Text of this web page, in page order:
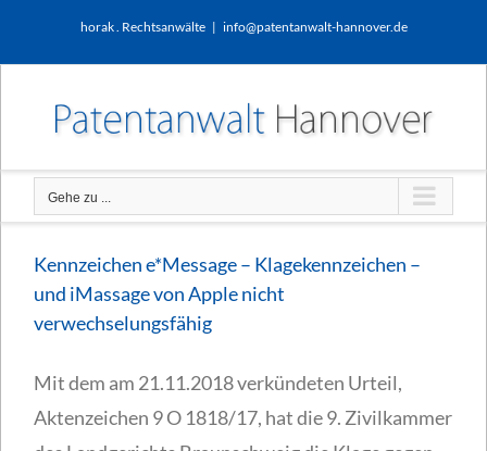
horak . Rechtsanwälte | info@patentanwalt-hannover.de
Gehe zu ...
Kennzeichen e*Message – Klagekennzeichen –
und iMassage von Apple nicht
verwechselungsfähig
Mit dem am 21.11.2018 verkündeten Urteil,
Aktenzeichen 9 O 1818/17, hat die 9. Zivilkammer